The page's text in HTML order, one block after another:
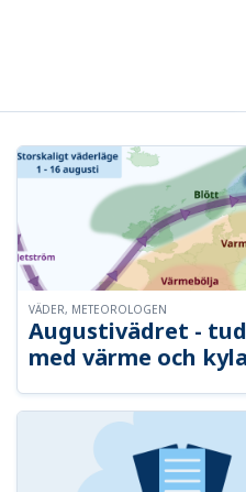
Augustivädret -
med värme och
VÄDER, METEOROLOGEN